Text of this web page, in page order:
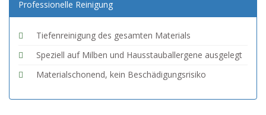
Professionelle Reinigung
Tiefenreinigung des gesamten Materials
Speziell auf Milben und Hausstauballergene ausgelegt
Materialschonend, kein Beschädigungsrisiko